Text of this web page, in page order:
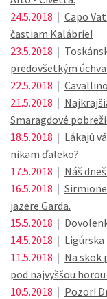
24.5.2018 | Capo
častiam Kalábrie!
23.5.2018 |
predovšetkým
22.5.2018 |
21.5.2018 |
Smaragdové
18.5.2018 | Lákajú
nikam ďaleko?
17.5.2018 | Náš
16.5.2018 |
jazere Garda.
15.5.2018 |
14.5.2018 | Ligúrska
11.5.2018 | Na skok
pod najvyššou
10.5.2018 | Pozor!